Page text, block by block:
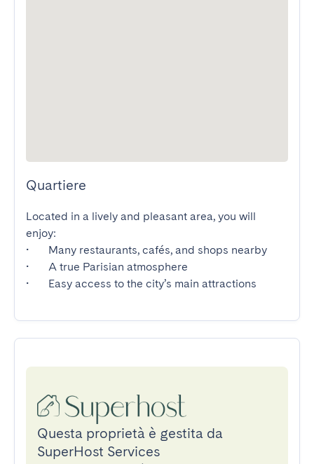
Quartiere
Located in a lively and pleasant area, you will
enjoy:
•	Many restaurants, cafés, and shops nearby
•	A true Parisian atmosphere
•	Easy access to the city’s main attractions
Questa proprietà è gestita da
SuperHost Services